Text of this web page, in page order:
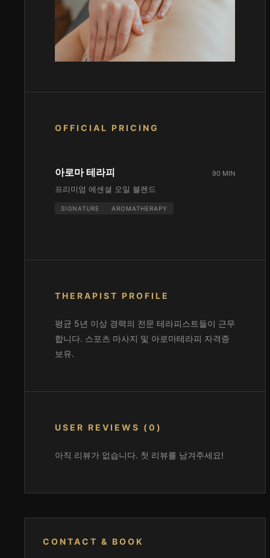
OFFICIAL PRICING
아로마 테라피
프리미엄 에센셜 오일 블렌드
SIGNATURE AROMATHERAPY
90 MIN
THERAPIST PROFILE
평균 5년 이상 경력의 전문 테라피스트들이 근무
합니다. 스포츠 마사지 및 아로마테라피 자격증
보유.
USER REVIEWS (0)
아직 리뷰가 없습니다. 첫 리뷰를 남겨주세요!
CONTACT & BOOK